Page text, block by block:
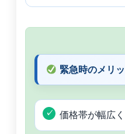
緊急時のメリ
価格帯が幅広